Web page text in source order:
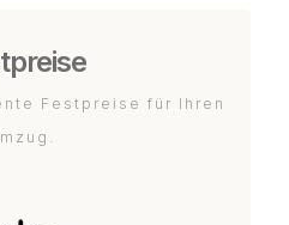
Festpreise für Ihren